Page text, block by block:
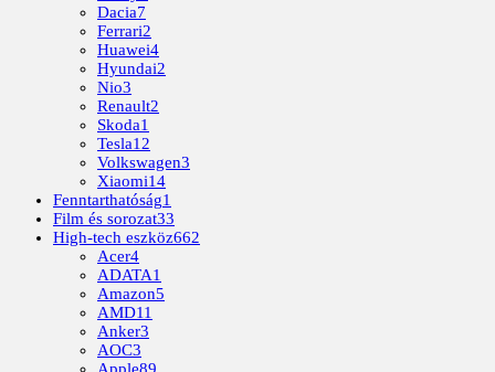
Dacia7
Ferrari2
Huawei4
Hyundai2
Nio3
Renault2
Skoda1
Tesla12
Volkswagen3
Xiaomi14
Fenntarthatóság1
Film és sorozat33
High-tech eszköz662
Acer4
ADATA1
Amazon5
AMD11
Anker3
AOC3